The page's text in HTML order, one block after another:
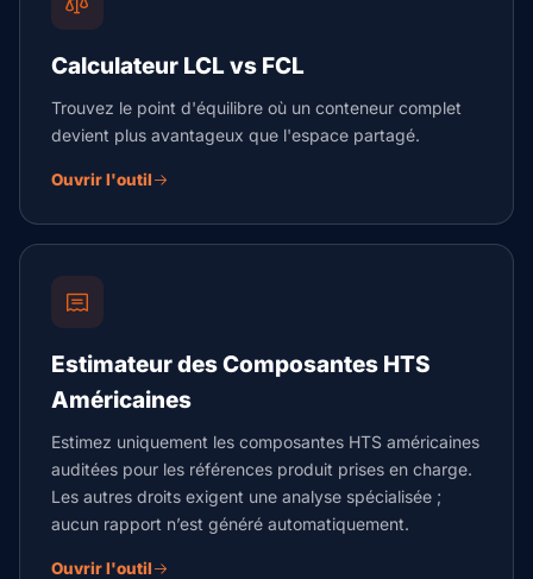
Calculateur LCL vs FCL
Trouvez le point d'équilibre où un conteneur complet
devient plus avantageux que l'espace partagé.
Ouvrir l'outil
Estimateur des Composantes HTS
Américaines
Estimez uniquement les composantes HTS américaines
auditées pour les références produit prises en charge.
Les autres droits exigent une analyse spécialisée ;
aucun rapport n’est généré automatiquement.
Ouvrir l'outil